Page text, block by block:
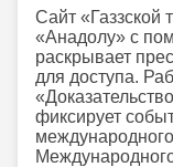
Сайт «Газзской
«Анадолу» с
раскрывает
для доступа.
фиксирует